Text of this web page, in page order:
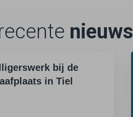
nieuws
bij de
in Tiel